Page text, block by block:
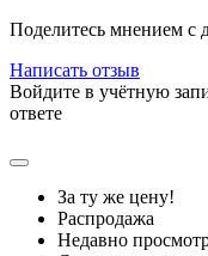
Поделитесь мнением с
Написать отзыв
Войдите в учётную
ответе
За ту же цену!
Распродажа
Недавно